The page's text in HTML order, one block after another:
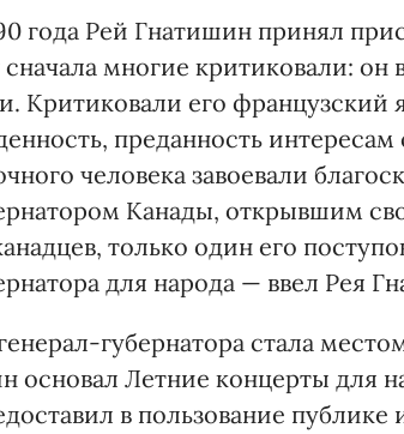
года Рей Гнатишин принял
сначала многие критиковали:
Критиковали его французский
преданность
человека завоевали
Канады, открывшим
только один его
для народа — ввел Рея
губернатора стала
основал Летние концерты для
в пользование публике